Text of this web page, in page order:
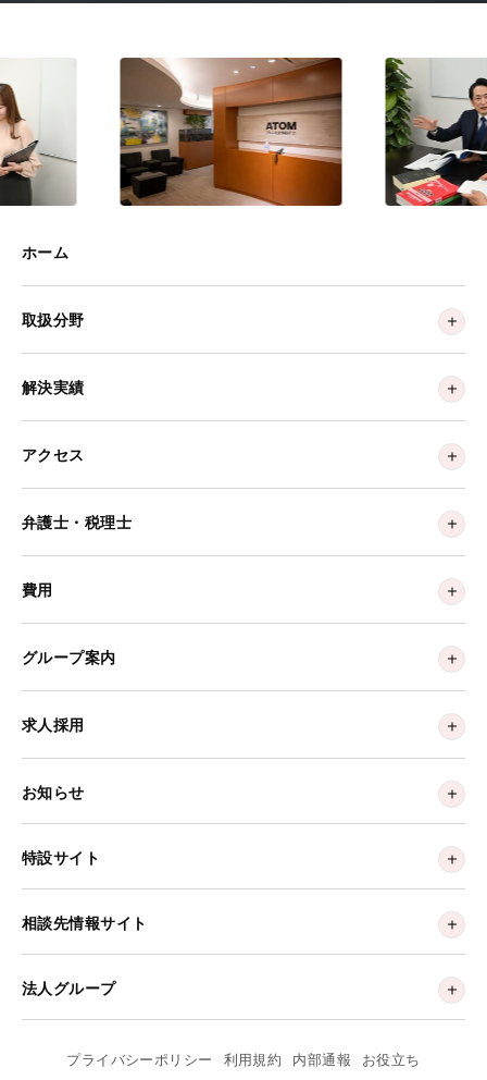
ホーム
取扱分野
解決実績
アクセス
弁護士・税理士
費用
グループ案内
求人採用
お知らせ
特設サイト
相談先情報サイト
法人グループ
プライバシーポリシー 利用規約 内部通報 お役立ち